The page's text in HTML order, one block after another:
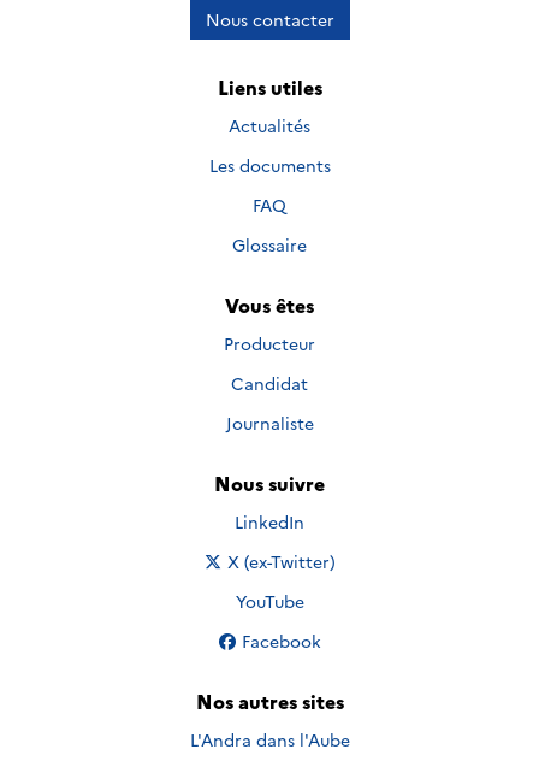
Nous contacter
Liens utiles
Actualités
Les documents
FAQ
Glossaire
Vous êtes
Producteur
Candidat
Journaliste
Nous suivre
Nous suivre sur
LinkedIn
Nous suivre sur
X (ex-Twitter)
Nous suivre sur
YouTube
Nous suivre sur
Facebook
Nos autres sites
L'Andra dans l'Aube